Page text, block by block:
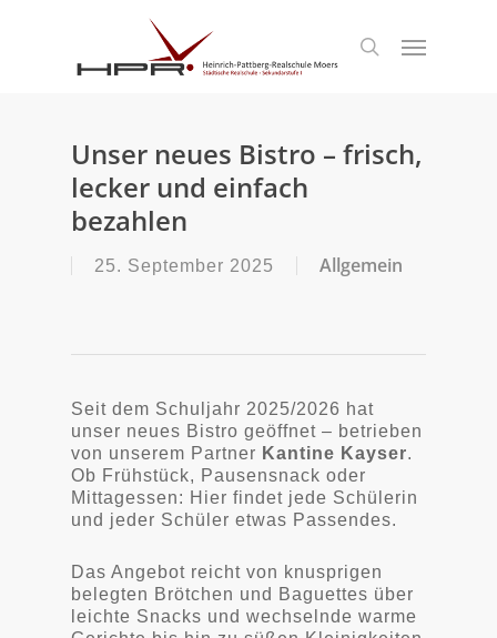
search
Menu
Unser neues Bistro – frisch,
lecker und einfach
bezahlen
25. September 2025 Allgemein
Seit dem Schuljahr 2025/2026 hat
unser neues Bistro geöffnet – betrieben
von unserem Partner Kantine Kayser.
Ob Frühstück, Pausensnack oder
Mittagessen: Hier findet jede Schülerin
und jeder Schüler etwas Passendes.
Das Angebot reicht von knusprigen
belegten Brötchen und Baguettes über
leichte Snacks und wechselnde warme